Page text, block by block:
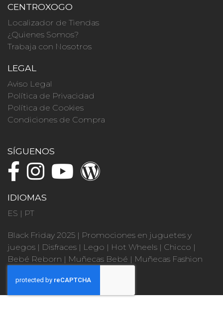
CENTROXOGO
Localizador de Tiendas
¿Quienes Somos?
Trabaja con Nosotros
LEGAL
Aviso Legal
Política de Privacidad
Política de Cookies
Condiciones de Compra
SÍGUENOS
IDIOMAS
ES | PT
Black Friday 2025 | Promociones en juguetes y
juegos | Disfraces | Lego | Hot Wheels | Chicco |
Bebé Reborn | Muñecas Bebé | Muñecas Fashion